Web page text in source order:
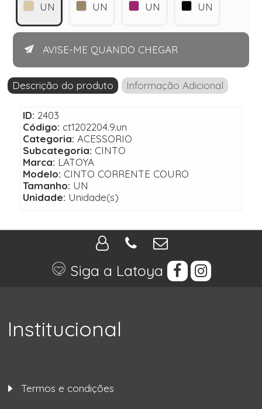
UN UN UN UN
AVISE-ME QUANDO CHEGAR
Descrição do produto Informação Adicional
ID: 2403
Código: ct1202204.9.un
Categoria: ACESSORIO
Subcategoria: CINTO
Marca: LATOYA
Modelo: CINTO CORRENTE COURO
Tamanho: UN
Unidade: Unidade(s)
Siga a Latoya
Institucional
Termos e condições